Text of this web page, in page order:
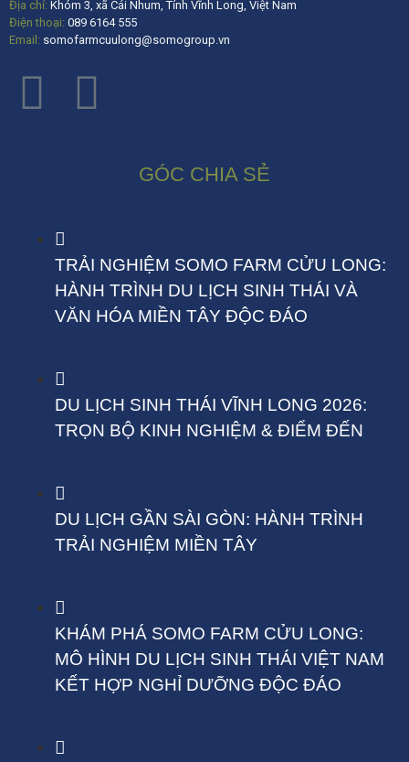
Địa chỉ: Khóm 3, xã Cái Nhum, Tỉnh Vĩnh Long, Việt Nam
Điện thoại: 089 6164 555
Email: somofarmcuulong@somogroup.vn
GÓC CHIA SẺ
TRẢI NGHIỆM SOMO FARM CỬU LONG:
HÀNH TRÌNH DU LỊCH SINH THÁI VÀ
VĂN HÓA MIỀN TÂY ĐỘC ĐÁO
DU LỊCH SINH THÁI VĨNH LONG 2026:
TRỌN BỘ KINH NGHIỆM & ĐIỂM ĐẾN
DU LỊCH GẦN SÀI GÒN: HÀNH TRÌNH
TRẢI NGHIỆM MIỀN TÂY
KHÁM PHÁ SOMO FARM CỬU LONG:
MÔ HÌNH DU LỊCH SINH THÁI VIỆT NAM
KẾT HỢP NGHỈ DƯỠNG ĐỘC ĐÁO